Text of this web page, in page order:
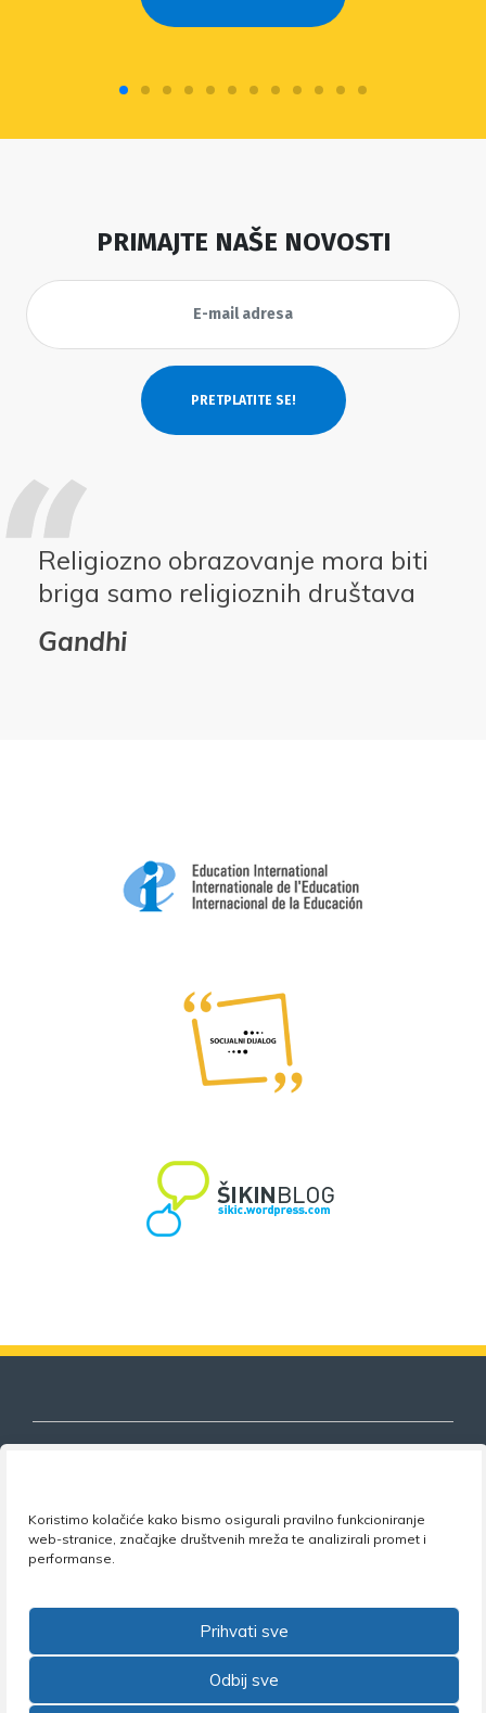
Koristimo kolačiće kako bismo osigurali pravilno funkcioniranje
web-stranice, značajke društvenih mreža te analizirali promet i
performanse.
Prihvati sve
Odbij sve
PRIMAJTE NAŠE NOVOSTI
Religiozno obrazovanje mora biti
briga samo religioznih društava
Gandhi
Nezavisni sindikat znanosti i visokog
obrazovanja
Zagreb •Tel: +385 1 4847 337 •Email: uprava@nsz.hr